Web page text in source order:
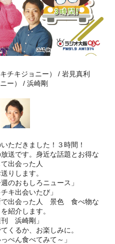
チキジョニー） / 岩見真利
ー） / 浜崎剛
ただきました！３時間！
送です。身近な話題とお得な
出会った人
りします。
のおもしろニュース」
キ出会いたび」
で出会った人 景色 食べ物な
紹介します。
浜崎剛」
くるか、お楽しみに。
ぺん食べてみて～」